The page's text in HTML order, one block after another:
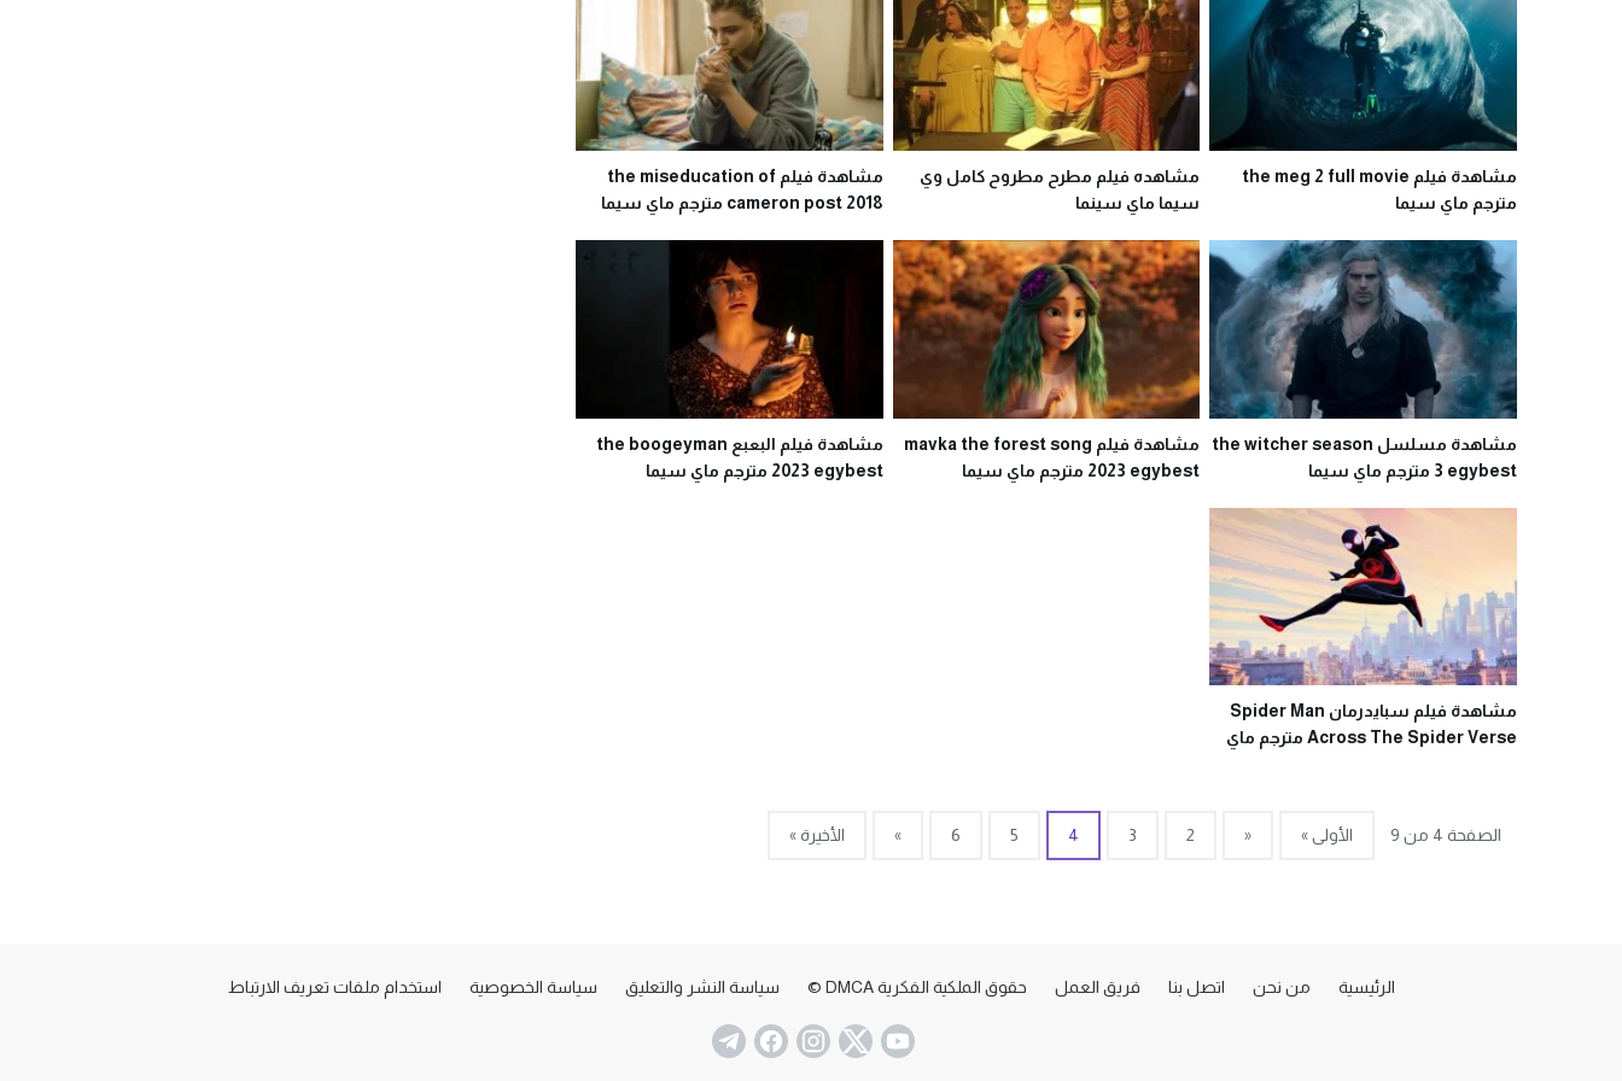
مشاهدة فيلم the meg 2 full movie
مترجم ماي سيما
مشاهده فيلم مطرح مطروح كامل وي
سيما ماي سينما
مشاهدة فيلم the miseducation of
cameron post 2018 مترجم ماي سيما
مشاهدة مسلسل the witcher season
3 egybest مترجم ماي سيما
مشاهدة فيلم mavka the forest song
2023 egybest مترجم ماي سيما
مشاهدة فيلم البعبع the boogeyman
2023 egybest مترجم ماي سيما
مشاهدة فيلم سبايدرمان Spider Man
Across The Spider Verse مترجم ماي
الصفحة 4 من 9 الأولى » «
2
3
4
5
6
» الأخيرة »
الرئيسية من نحن اتصل بنا فريق العمل حقوق الملكية الفكرية DMCA © سياسة النشر والتعليق سياسة الخصوصية استخدام ملفات تعريف الارتباط